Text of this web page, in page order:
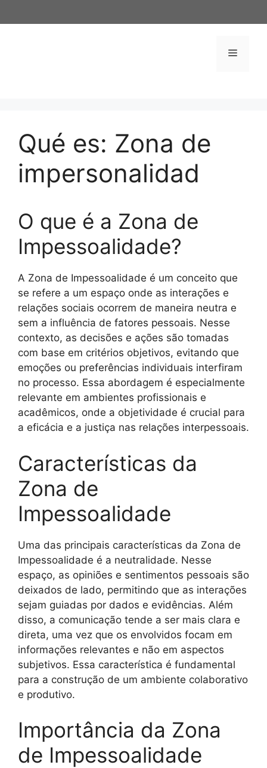
al
Menú
Qué es: Zona de
impersonalidad
O que é a Zona de
Impessoalidade?
A Zona de Impessoalidade é um conceito que
se refere a um espaço onde as interações e
relações sociais ocorrem de maneira neutra e
sem a influência de fatores pessoais. Nesse
contexto, as decisões e ações são tomadas
com base em critérios objetivos, evitando que
emoções ou preferências individuais interfiram
no processo. Essa abordagem é especialmente
relevante em ambientes profissionais e
acadêmicos, onde a objetividade é crucial para
a eficácia e a justiça nas relações interpessoais.
Características da
Zona de
Impessoalidade
Uma das principais características da Zona de
Impessoalidade é a neutralidade. Nesse
espaço, as opiniões e sentimentos pessoais são
deixados de lado, permitindo que as interações
sejam guiadas por dados e evidências. Além
disso, a comunicação tende a ser mais clara e
direta, uma vez que os envolvidos focam em
informações relevantes e não em aspectos
subjetivos. Essa característica é fundamental
para a construção de um ambiente colaborativo
e produtivo.
Importância da Zona
de Impessoalidade